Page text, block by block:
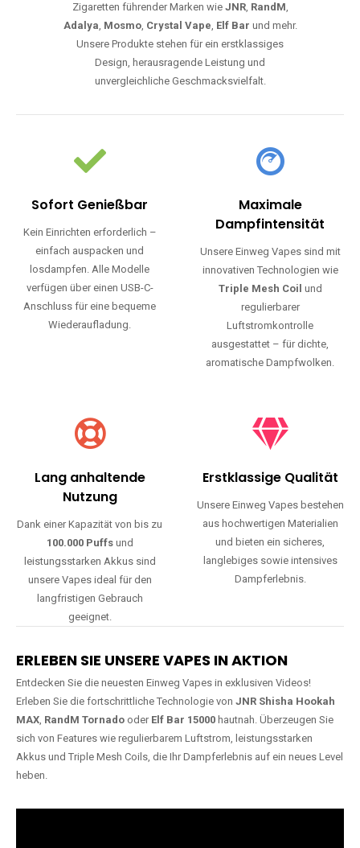
Zigaretten führender Marken wie JNR, RandM,
Adalya, Mosmo, Crystal Vape, Elf Bar und mehr.
Unsere Produkte stehen für ein erstklassiges
Design, herausragende Leistung und
unvergleichliche Geschmacksvielfalt.
Sofort Genießbar
Kein Einrichten erforderlich –
einfach auspacken und
losdampfen. Alle Modelle
verfügen über einen USB-C-
Anschluss für eine bequeme
Wiederaufladung.
Maximale
Dampfintensität
Unsere Einweg Vapes sind mit
innovativen Technologien wie
Triple Mesh Coil und
regulierbarer
Luftstromkontrolle
ausgestattet – für dichte,
aromatische Dampfwolken.
Lang anhaltende
Nutzung
Dank einer Kapazität von bis zu
100.000 Puffsund
leistungsstarken Akkus sind
unsere Vapes ideal für den
langfristigen Gebrauch
geeignet.
Erstklassige Qualität
Unsere Einweg Vapes bestehen
aus hochwertigen Materialien
und bieten ein sicheres,
langlebiges sowie intensives
Dampferlebnis.
ERLEBEN SIE UNSERE VAPES IN AKTION
Entdecken Sie die neuesten Einweg Vapes in exklusiven Videos!
Erleben Sie die fortschrittliche Technologie von JNR Shisha Hookah
MAX, RandM Tornado oder Elf Bar 15000 hautnah. Überzeugen Sie
sich von Features wie regulierbarem Luftstrom, leistungsstarken
Akkus und Triple Mesh Coils, die Ihr Dampferlebnis auf ein neues Level
heben.